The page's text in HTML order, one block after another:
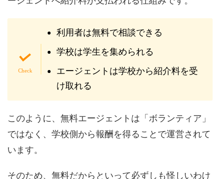
利用者は無料で相談できる
学校は学生を集められる
エージェントは学校から紹介料を受
け取れる
このように、無料エージェントは「ボランティア」
ではなく、学校側から報酬を得ることで運営されて
います。
そのため、無料だからといって必ずしも怪しいわけ